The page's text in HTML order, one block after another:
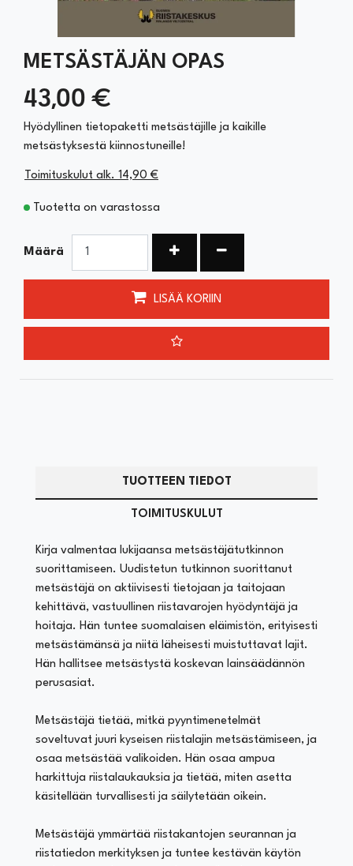
METSÄSTÄJÄN OPAS
43,00 €
Hyödyllinen tietopaketti metsästäjille ja kaikille
metsästyksestä kiinnostuneille!
Toimituskulut alk. 14,90 €
Tuotetta on varastossa
Määrä Kasvata määrääVähennä määrää
LISÄÄ KORIIN
TUOTTEEN TIEDOT
TOIMITUSKULUT
Kirja valmentaa lukijaansa metsästäjätutkinnon
suorittamiseen. Uudistetun tutkinnon suorittanut
metsästäjä on aktiivisesti tietojaan ja taitojaan
kehittävä, vastuullinen riistavarojen hyödyntäjä ja
hoitaja. Hän tuntee suomalaisen eläimistön, erityisesti
metsästämänsä ja niitä läheisesti muistuttavat lajit.
Hän hallitsee metsästystä koskevan lainsäädännön
perusasiat.
Metsästäjä tietää, mitkä pyyntimenetelmät
soveltuvat juuri kyseisen riistalajin metsästämiseen, ja
osaa metsästää valikoiden. Hän osaa ampua
harkittuja riistalaukauksia ja tietää, miten asetta
käsitellään turvallisesti ja säilytetään oikein.
Metsästäjä ymmärtää riistakantojen seurannan ja
riistatiedon merkityksen ja tuntee kestävän käytön